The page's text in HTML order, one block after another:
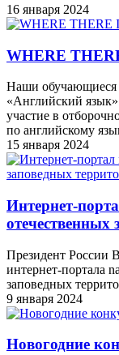
16 января 2024
WHERE
Наши обучающиеся
«Английский
участие в
по английскому
15 января 2024
Интернет-
отечественных
Президент России
интернет-портала
заповедных
9 января 2024
Новогодние